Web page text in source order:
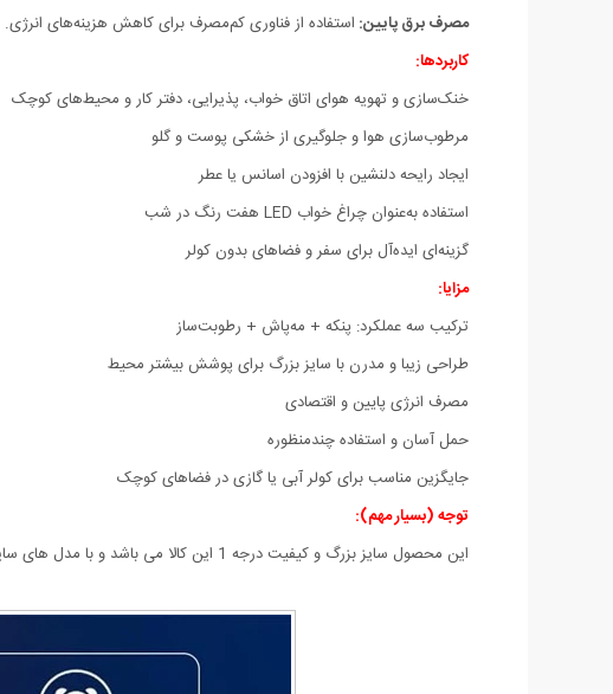
مصرف برق پایین: استفاده از فناوری کم‌مصرف برای کاهش هزینه‌های انرژی.
کاربردها:
خنک‌سازی و تهویه هوای اتاق خواب، پذیرایی، دفتر کار و محیط‌های کوچک
مرطوب‌سازی هوا و جلوگیری از خشکی پوست و گلو
ایجاد رایحه دلنشین با افزودن اسانس یا عطر
استفاده به‌عنوان چراغ خواب LED هفت رنگ در شب
گزینه‌ای ایده‌آل برای سفر و فضاهای بدون کولر
مزایا:
ترکیب سه عملکرد: پنکه + مه‌پاش + رطوبت‌ساز
طراحی زیبا و مدرن با سایز بزرگ برای پوشش بیشتر محیط
مصرف انرژی پایین و اقتصادی
حمل آسان و استفاده چندمنظوره
جایگزین مناسب برای کولر آبی یا گازی در فضاهای کوچک
توجه (بسیار مهم):
این محصول سایز بزرگ و کیفیت درجه 1 این کالا می باشد و با مدل های سایز کوچکتر و ضعیف تر موجود در بازار بسیار متفاوت است.